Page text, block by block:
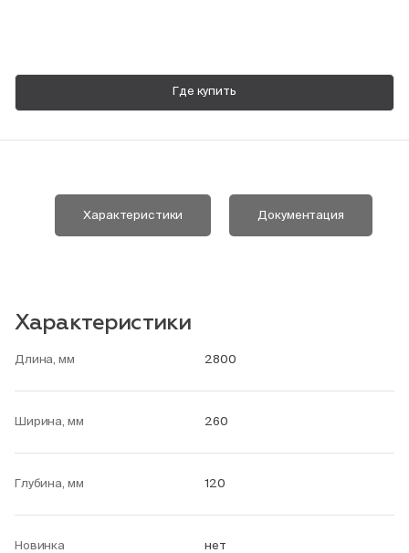
Где купить
Характеристики Документация
Характеристики
Длина, мм 2800
Ширина, мм 260
Глубина, мм 120
Новинка нет